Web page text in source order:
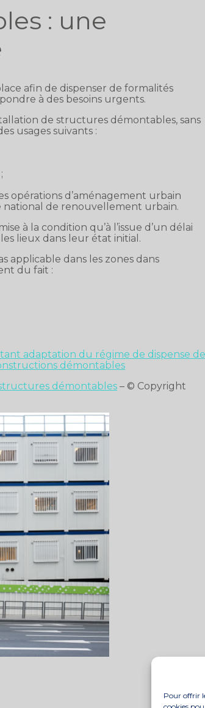
Pour offrir
: une
afin de dispenser de formalités
à des besoins urgents.
de structures démontables, sans
usages suivants :
opérations d’aménagement urbain
national de renouvellement urbain.
à la condition qu’à l’issue d’un délai
lieux dans leur état initial.
applicable dans les zones dans
du fait :
adaptation du régime de dispense
démontables
démontables – © Copyright